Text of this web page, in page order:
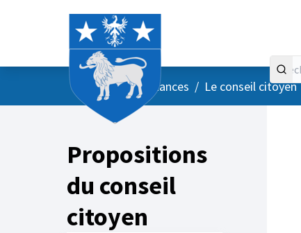
AccueilMenu principal
/ Vos instances / Le conseil citoyen
Propositions
du conseil
citoyen